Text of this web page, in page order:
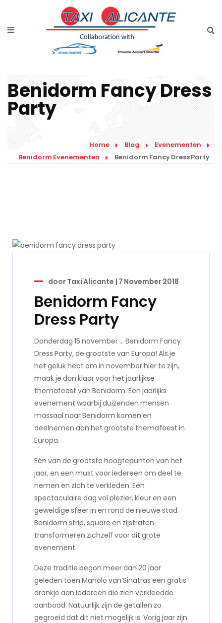
Prijsaanvraag
Faqs
Links
Benidorm Fancy Dress
Party
Home Blog
Evenementen
Benidorm Evenementen
Benidorm Fancy Dress Party
doorTaxi Alicante | 7 November 2018
Benidorm Fancy
Dress Party
Donderdag 15 november … Benidorm Fancy
Dress Party, de grootste van Europa! Als je
het geluk hebt om in november hier te zijn,
maak je dan klaar voor het jaarlijkse
themafeest van Benidorm. Een jaarlijks
evenement waarbij duizenden mensen
massaal naar Benidorm komen en
deelnemen aan het grootste themafeest in
Europa.
Eén van de grootste hoogtepunten van het
jaar, en een must voor iedereen om deel te
nemen en zich te verkleden. Een
spectaculaire dag vol plezier, kleur en een
geweldige sfeer in en rond de nieuwe stad.
Benidorm strip, square en zijstraten
transformeren zichzelf voor dit grote
evenement.
Deze traditie begon meer dan 20 jaar
geleden toen Manolo van Sinatras een gratis
drankje aan iedereen die zich verkleedde
aanbood. Natuurlijk zijn de getallen zo
gegroeid dat dit niet mogelijk is. Vorig jaar zijn